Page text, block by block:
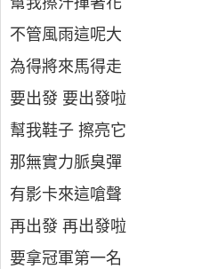
不管風雨這呢大
為得將來馬得走
要出發 要出發啦
幫我鞋子 擦亮它
那無實力脈臭彈
有影卡來這嗆聲
再出發 再出發啦
要拿冠軍第一名